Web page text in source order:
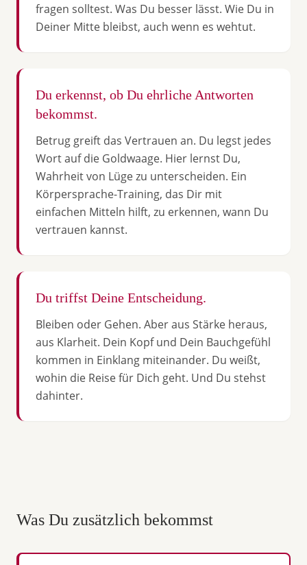
fragen solltest. Was Du besser lässt. Wie Du in
Deiner Mitte bleibst, auch wenn es wehtut.
Du erkennst, ob Du ehrliche Antworten
bekommst.
Betrug greift das Vertrauen an. Du legst jedes
Wort auf die Goldwaage. Hier lernst Du,
Wahrheit von Lüge zu unterscheiden. Ein
Körpersprache-Training, das Dir mit
einfachen Mitteln hilft, zu erkennen, wann Du
vertrauen kannst.
Du triffst Deine Entscheidung.
Bleiben oder Gehen. Aber aus Stärke heraus,
aus Klarheit. Dein Kopf und Dein Bauchgefühl
kommen in Einklang miteinander. Du weißt,
wohin die Reise für Dich geht. Und Du stehst
dahinter.
Was Du zusätzlich bekommst